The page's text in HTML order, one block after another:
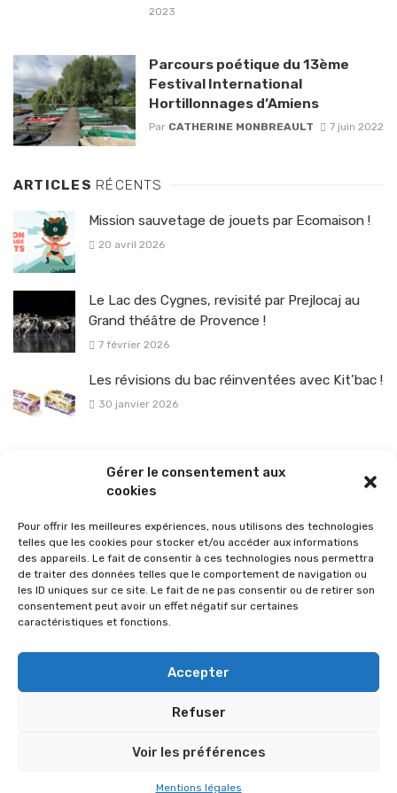
Gérer le consentement aux
cookies
Pour offrir les meilleures expériences, nous utilisons des technologies
telles que les cookies pour stocker et/ou accéder aux informations
des appareils. Le fait de consentir à ces technologies nous permettra
de traiter des données telles que le comportement de navigation ou
les ID uniques sur ce site. Le fait de ne pas consentir ou de retirer son
consentement peut avoir un effet négatif sur certaines
caractéristiques et fonctions.
Accepter
Refuser
Voir les préférences
Mentions légales
2023
Parcours poétique du 13ème
Festival International
Hortillonnages d’Amiens
Par CATHERINE MONBREAULT 7 juin 2022
ARTICLES RÉCENTS
Mission sauvetage de jouets par Ecomaison !
20 avril 2026
Le Lac des Cygnes, revisité par Prejlocaj au
Grand théâtre de Provence !
7 février 2026
Les révisions du bac réinventées avec Kit’bac !
30 janvier 2026